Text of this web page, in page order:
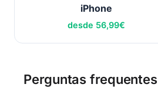
iPhone
desde 56,99€
Perguntas frequentes